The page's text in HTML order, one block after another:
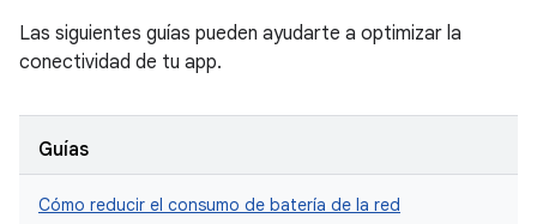
Las siguientes guías pueden ayudarte a optimizar la
conectividad de tu app.
Guías
Cómo reducir el consumo de batería de la red